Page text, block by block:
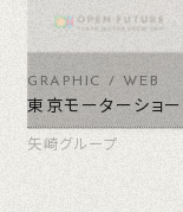
GRAPHIC / WEB
東京モーターショ
矢崎グループ